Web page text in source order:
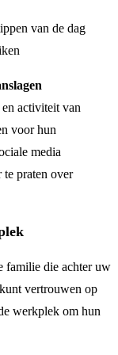
van de dag
activiteit van
voor hun
media
te praten over
familie die achter uw
vertrouwen op
werkplek om hun